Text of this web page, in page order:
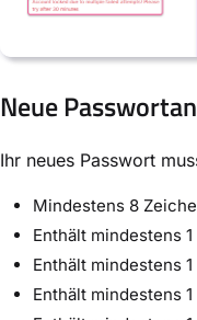
Neue
Ihr neues Passwort
Mindestens 8
Enthält mindestens
Enthält mindestens
Enthält mindestens 1